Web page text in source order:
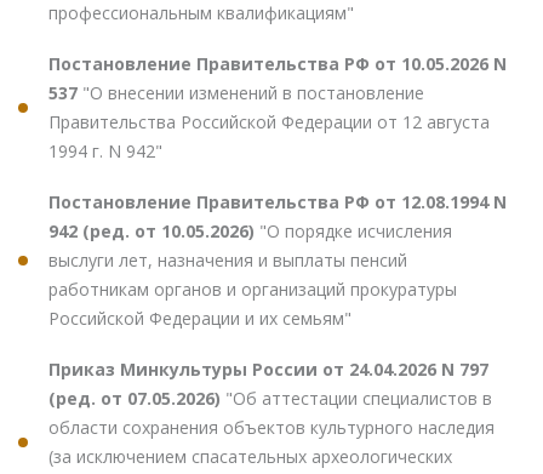
профессиональным квалификациям"
Постановление Правительства РФ от 10.05.2026 N
537 "О внесении изменений в постановление
Правительства Российской Федерации от 12 августа
1994 г. N 942"
Постановление Правительства РФ от 12.08.1994 N
942 (ред. от 10.05.2026) "О порядке исчисления
выслуги лет, назначения и выплаты пенсий
работникам органов и организаций прокуратуры
Российской Федерации и их семьям"
Приказ Минкультуры России от 24.04.2026 N 797
(ред. от 07.05.2026) "Об аттестации специалистов в
области сохранения объектов культурного наследия
(за исключением спасательных археологических